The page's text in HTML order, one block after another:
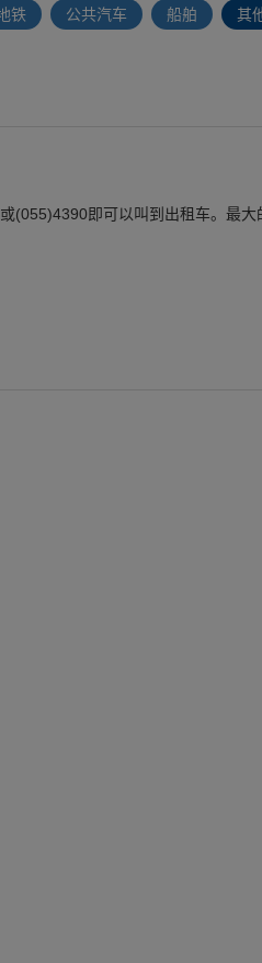
铁 公共汽车 船舶 其
(055)4390即可以叫到出租车。最大